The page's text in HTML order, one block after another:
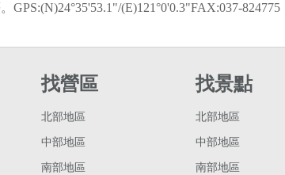
GPS:(N)24°35'53.1"/(E)121°0'0.3"FAX:037-824775
找營區
北部地區
中部地區
南部地區
找景點
北部地區
中部地區
南部地區